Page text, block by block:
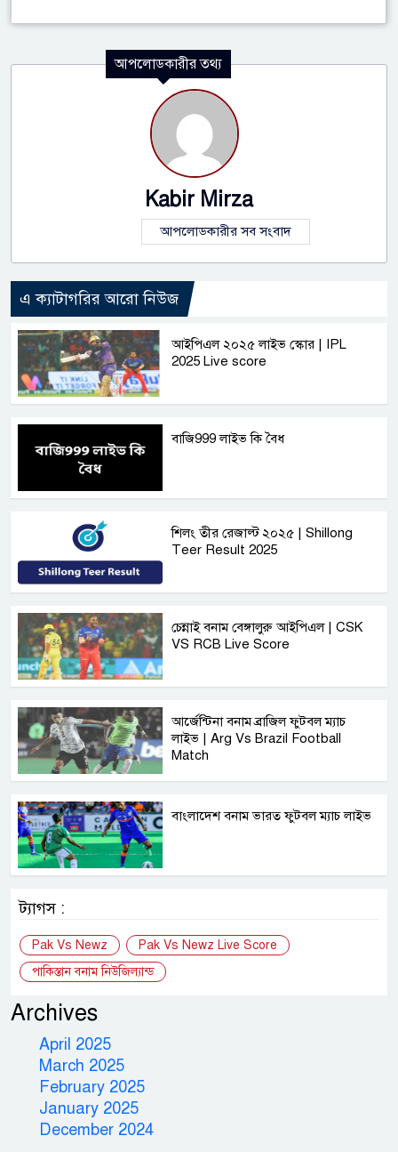
আপলোডকারীর তথ্য
Kabir Mirza
আপলোডকারীর সব সংবাদ
এ ক্যাটাগরির আরো নিউজ
আইপিএল ২০২৫ লাইভ স্কোর | IPL
2025 Live score
বাজি999 লাইভ কি বৈধ
শিলং তীর রেজাল্ট ২০২৫ | Shillong
Teer Result 2025
চেন্নাই বনাম বেঙ্গালুরু আইপিএল | CSK
VS RCB Live Score
আর্জেন্টিনা বনাম ব্রাজিল ফুটবল ম্যাচ
লাইভ | Arg Vs Brazil Football
Match
বাংলাদেশ বনাম ভারত ফুটবল ম্যাচ লাইভ
ট্যাগস :
Pak Vs Newz
Pak Vs Newz Live Score
পাকিস্তান বনাম নিউজিল্যান্ড
Archives
April 2025
March 2025
February 2025
January 2025
December 2024